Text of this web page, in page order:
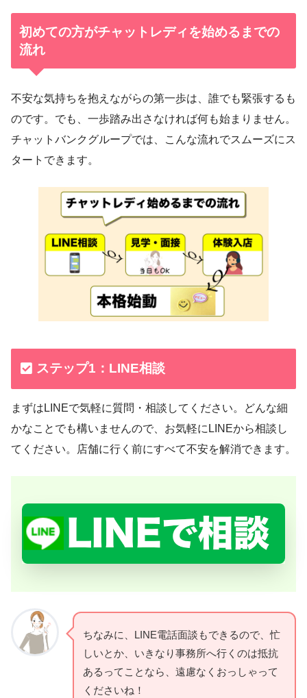
初めての方がチャットレディを始めるまでの
流れ
不安な気持ちを抱えながらの第一歩は、誰でも緊張するも
のです。でも、一歩踏み出さなければ何も始まりません。
チャットバンクグループでは、こんな流れでスムーズにス
タートできます。
ステップ1：LINE相談
まずはLINEで気軽に質問・相談してください。どんな細
かなことでも構いませんので、お気軽にLINEから相談し
てください。店舗に行く前にすべて不安を解消できます。
ちなみに、LINE電話面談もできるので、忙
しいとか、いきなり事務所へ行くのは抵抗
あるってことなら、遠慮なくおっしゃって
くださいね！